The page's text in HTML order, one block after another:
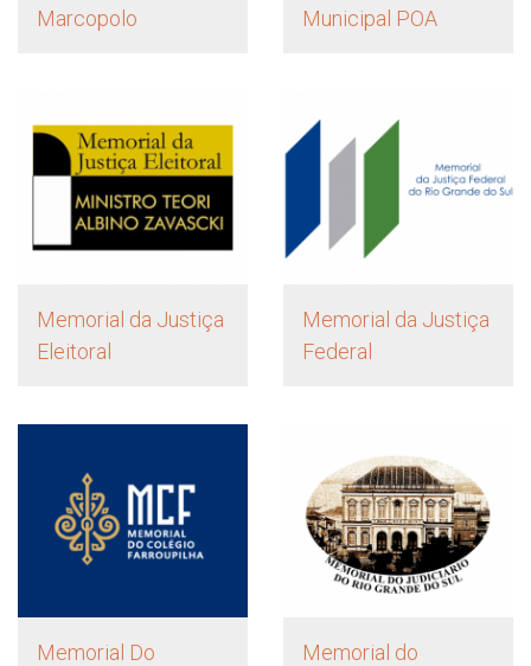
Marcopolo
Municipal POA
Memorial da Justiça
Eleitoral
Memorial da Justiça
Federal
Memorial Do
Memorial do